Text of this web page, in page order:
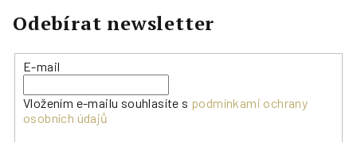
Odebírat newsletter
E-mail
Vložením e-mailu souhlasíte s podmínkami ochrany
osobních údajů